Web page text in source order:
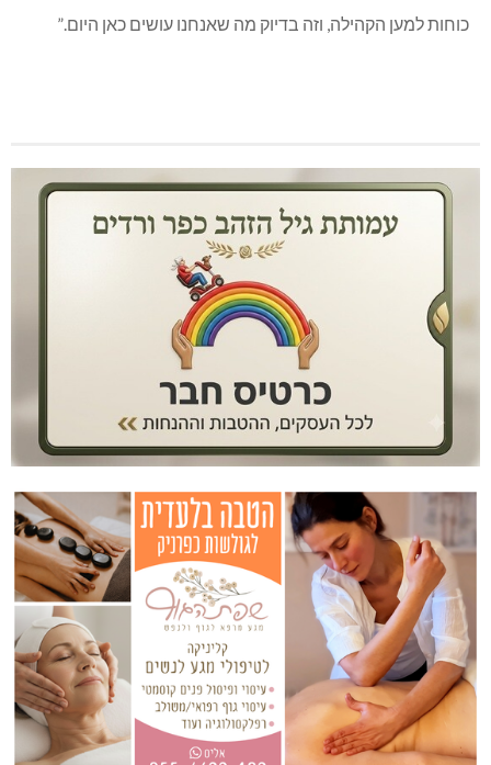
כוחות למען הקהילה, וזה בדיוק מה שאנחנו עושים כאן היום.”